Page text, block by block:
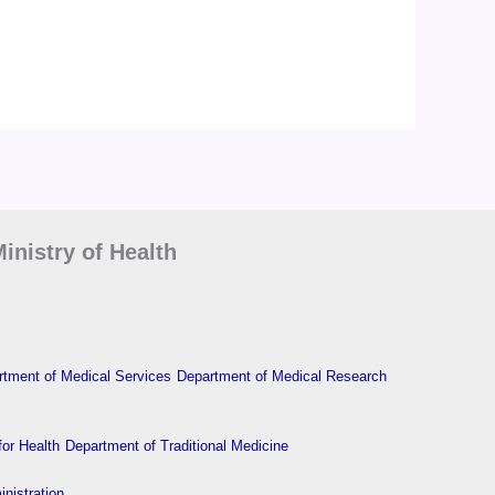
of Health
of Medical Services Department of Medical Research
Health Department of Traditional Medicine